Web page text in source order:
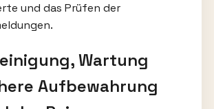
und das Prüfen der
Wartung
Aufbewahrung